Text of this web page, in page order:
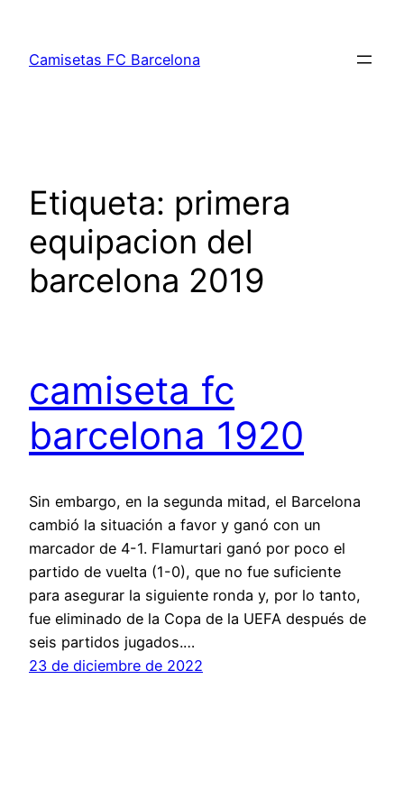
contenido
Camisetas FC Barcelona
Etiqueta: primera
equipacion del
barcelona 2019
camiseta fc
barcelona 1920
Sin embargo, en la segunda mitad, el Barcelona
cambió la situación a favor y ganó con un
marcador de 4-1. Flamurtari ganó por poco el
partido de vuelta (1-0), que no fue suficiente
para asegurar la siguiente ronda y, por lo tanto,
fue eliminado de la Copa de la UEFA después de
seis partidos jugados.…
23 de diciembre de 2022